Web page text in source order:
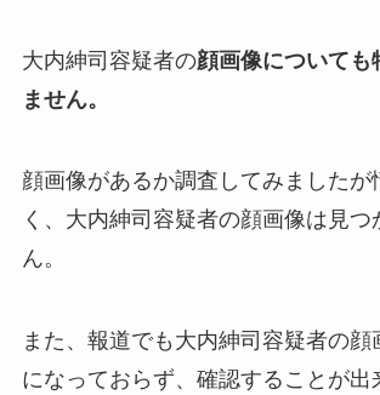
大内紳司容疑者の顔画像についても
ません。
顔画像があるか調査してみましたが
く、大内紳司容疑者の顔画像は見つ
ん。
また、報道でも大内紳司容疑者の顔
になっておらず、確認することが出